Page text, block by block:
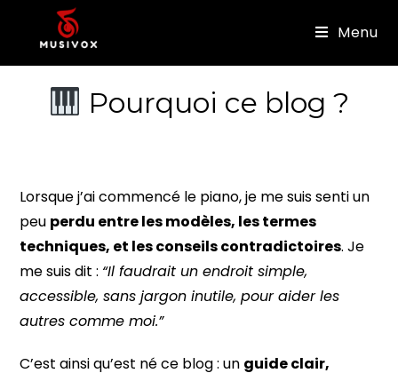
Menu
Pourquoi ce blog ?
Lorsque j’ai commencé le piano, je me suis senti un
peu perdu entre les modèles, les termes
techniques, et les conseils contradictoires. Je
me suis dit : “Il faudrait un endroit simple,
accessible, sans jargon inutile, pour aider les
autres comme moi.”
C’est ainsi qu’est né ce blog : un guide clair,